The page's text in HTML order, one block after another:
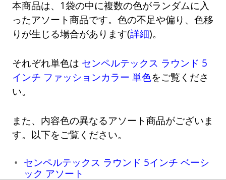
本商品は、1袋の中に複数の色がランダムに入
ったアソート商品です。色の不足や偏り、色移
りが生じる場合があります(詳細)。
それぞれ単色は センペルテックス ラウンド 5
インチ ファッションカラー 単色をご覧くださ
い。
また、内容色の異なるアソート商品がございま
す。以下をご覧ください。
センペルテックス ラウンド 5インチ ベーシ
ック アソート